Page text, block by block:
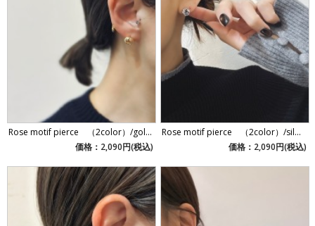
Rose motif pierce （2color）/gol...
価格：2,090円(税込)
Rose motif pierce （2color）/sil...
価格：2,090円(税込)